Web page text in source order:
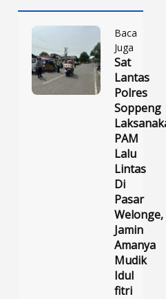
Baca
Juga
Sat
Lantas
Polres
Soppeng
PAM
Lalu
Lintas
Di
Pasar
Welonge,
Jamin
Amanya
Mudik
Idul
fitri